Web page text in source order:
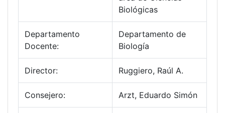
Biológicas
Departamento
Docente:
Departamento de
Biología
Director: Ruggiero, Raúl A.
Consejero: Arzt, Eduardo Simón